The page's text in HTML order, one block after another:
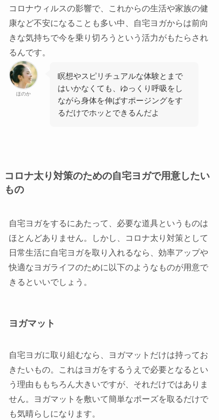
コロナウィルスの影響で、これからの生活や家族の健
康など不安になることも多い中、自宅ヨガからは前向
きな気持ちで今を乗り切ろうという活力がもたらされ
るんです。
ほのか
瞑想やスピリチュアルな体験とまで
はいかなくても、ゆっくり呼吸をし
ながら身体を伸ばすポージングをす
るだけでホッとできるんだよ
コロナ太り対策のための自宅ヨガで用意したい
もの
自宅ヨガをするにあたって、必要な道具というものは
ほとんどありません。しかし、コロナ太り対策として
日常生活に自宅ヨガを取り入れるなら、効率アップや
快適なヨガライフのために以下のようなものが用意で
きるといいでしょう。
ヨガマット
自宅ヨガに取り組むなら、ヨガマットだけは持ってお
きたいもの。これはヨガをするうえで必要となるとい
う理由ももちろん大きいですが、それだけではありま
せん。ヨガマットを敷いて簡単なポーズを取るだけで
も気晴らしになります。